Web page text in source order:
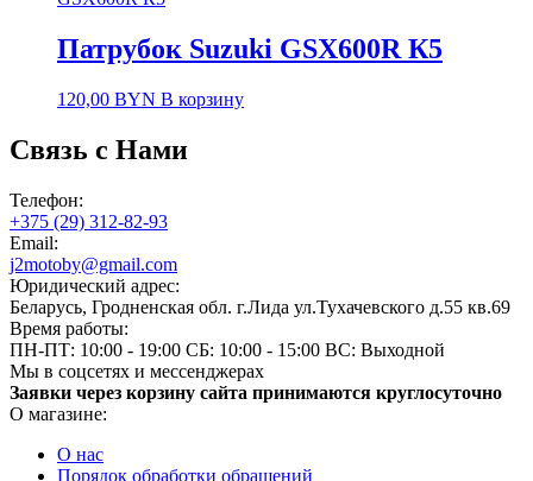
Патрубок Suzuki GSX600R К5
120,00 BYN В корзину
Связь с Нами
Телефон:
+375 (29) 312-82-93
Email:
j2motoby@gmail.com
Юридический адрес:
Беларусь, Гродненская обл. г.Лида ул.Тухачевского д.55 кв.69
Время работы:
ПН-ПТ: 10:00 - 19:00 СБ: 10:00 - 15:00 ВС: Выходной
Мы в соцсетях и мессенджерах
Заявки через корзину сайта принимаются круглосуточно
О магазине:
О нас
Порядок обработки обращений